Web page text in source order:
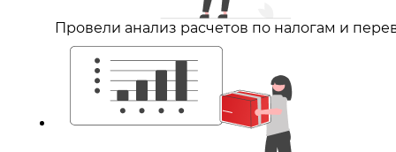
Провели анализ расчетов по налогам и